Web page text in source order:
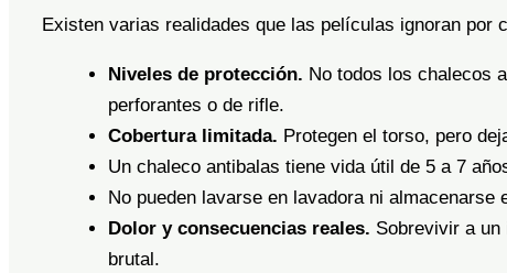
Existen varias realidades que las películas ignoran por
Niveles de protección. No todos los chalecos
perforantes o de rifle.
Cobertura limitada. Protegen el torso, pero
Un chaleco antibalas tiene vida útil de 5 a 7
No pueden lavarse en lavadora ni
Dolor y consecuencias reales. Sobrevivir a
brutal.